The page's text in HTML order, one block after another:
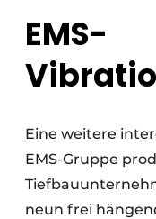
EMS-
Eine weitere
EMS-Gruppe
neun frei